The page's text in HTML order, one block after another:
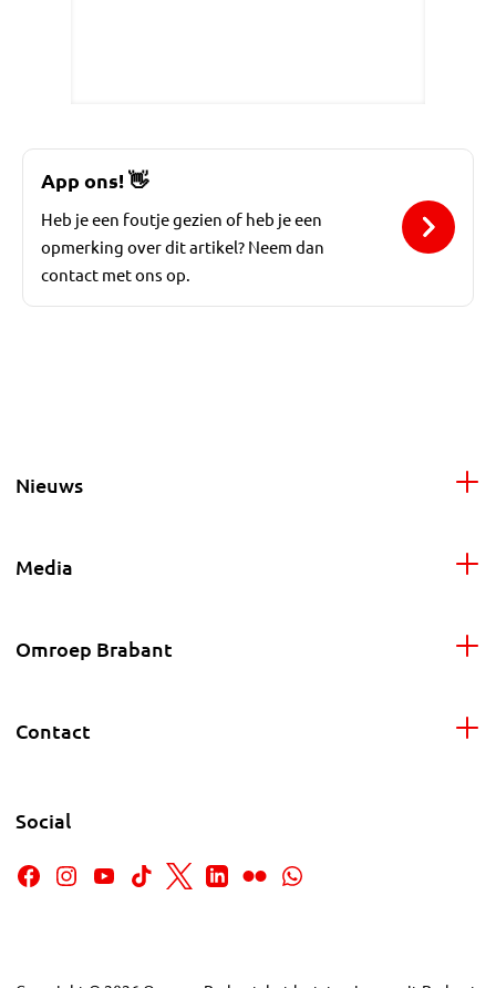
App ons! 👋
Heb je een foutje gezien of heb je een
opmerking over dit artikel? Neem dan
contact met ons op.
Nieuws
Media
Omroep Brabant
Contact
Social